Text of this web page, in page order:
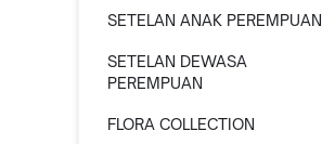
SETELAN ANAK PEREMPUAN
SETELAN DEWASA
PEREMPUAN
FLORA COLLECTION